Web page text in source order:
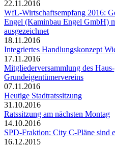
22.11.2016
WfL-Wirtschaftsempfang 2016:
Engel (Kaminbau Engel GmbH)
ausgezeichnet
18.11.2016
Integriertes Handlungskonzept
17.11.2016
Mitgliederversammlung des
Grundeigentümervereins
07.11.2016
Heutige Stadtratssitzung
31.10.2016
Ratssitzung am nächsten Montag
14.10.2016
SPD-Fraktion: City C-Pläne sind
16.12.2015